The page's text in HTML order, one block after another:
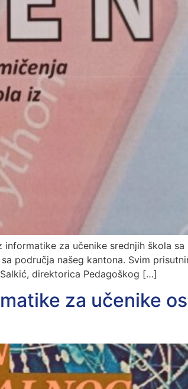
za učenike srednjih škola sa
područja našeg kantona. Svim
direktorica Pedagoškog […]
za učenike